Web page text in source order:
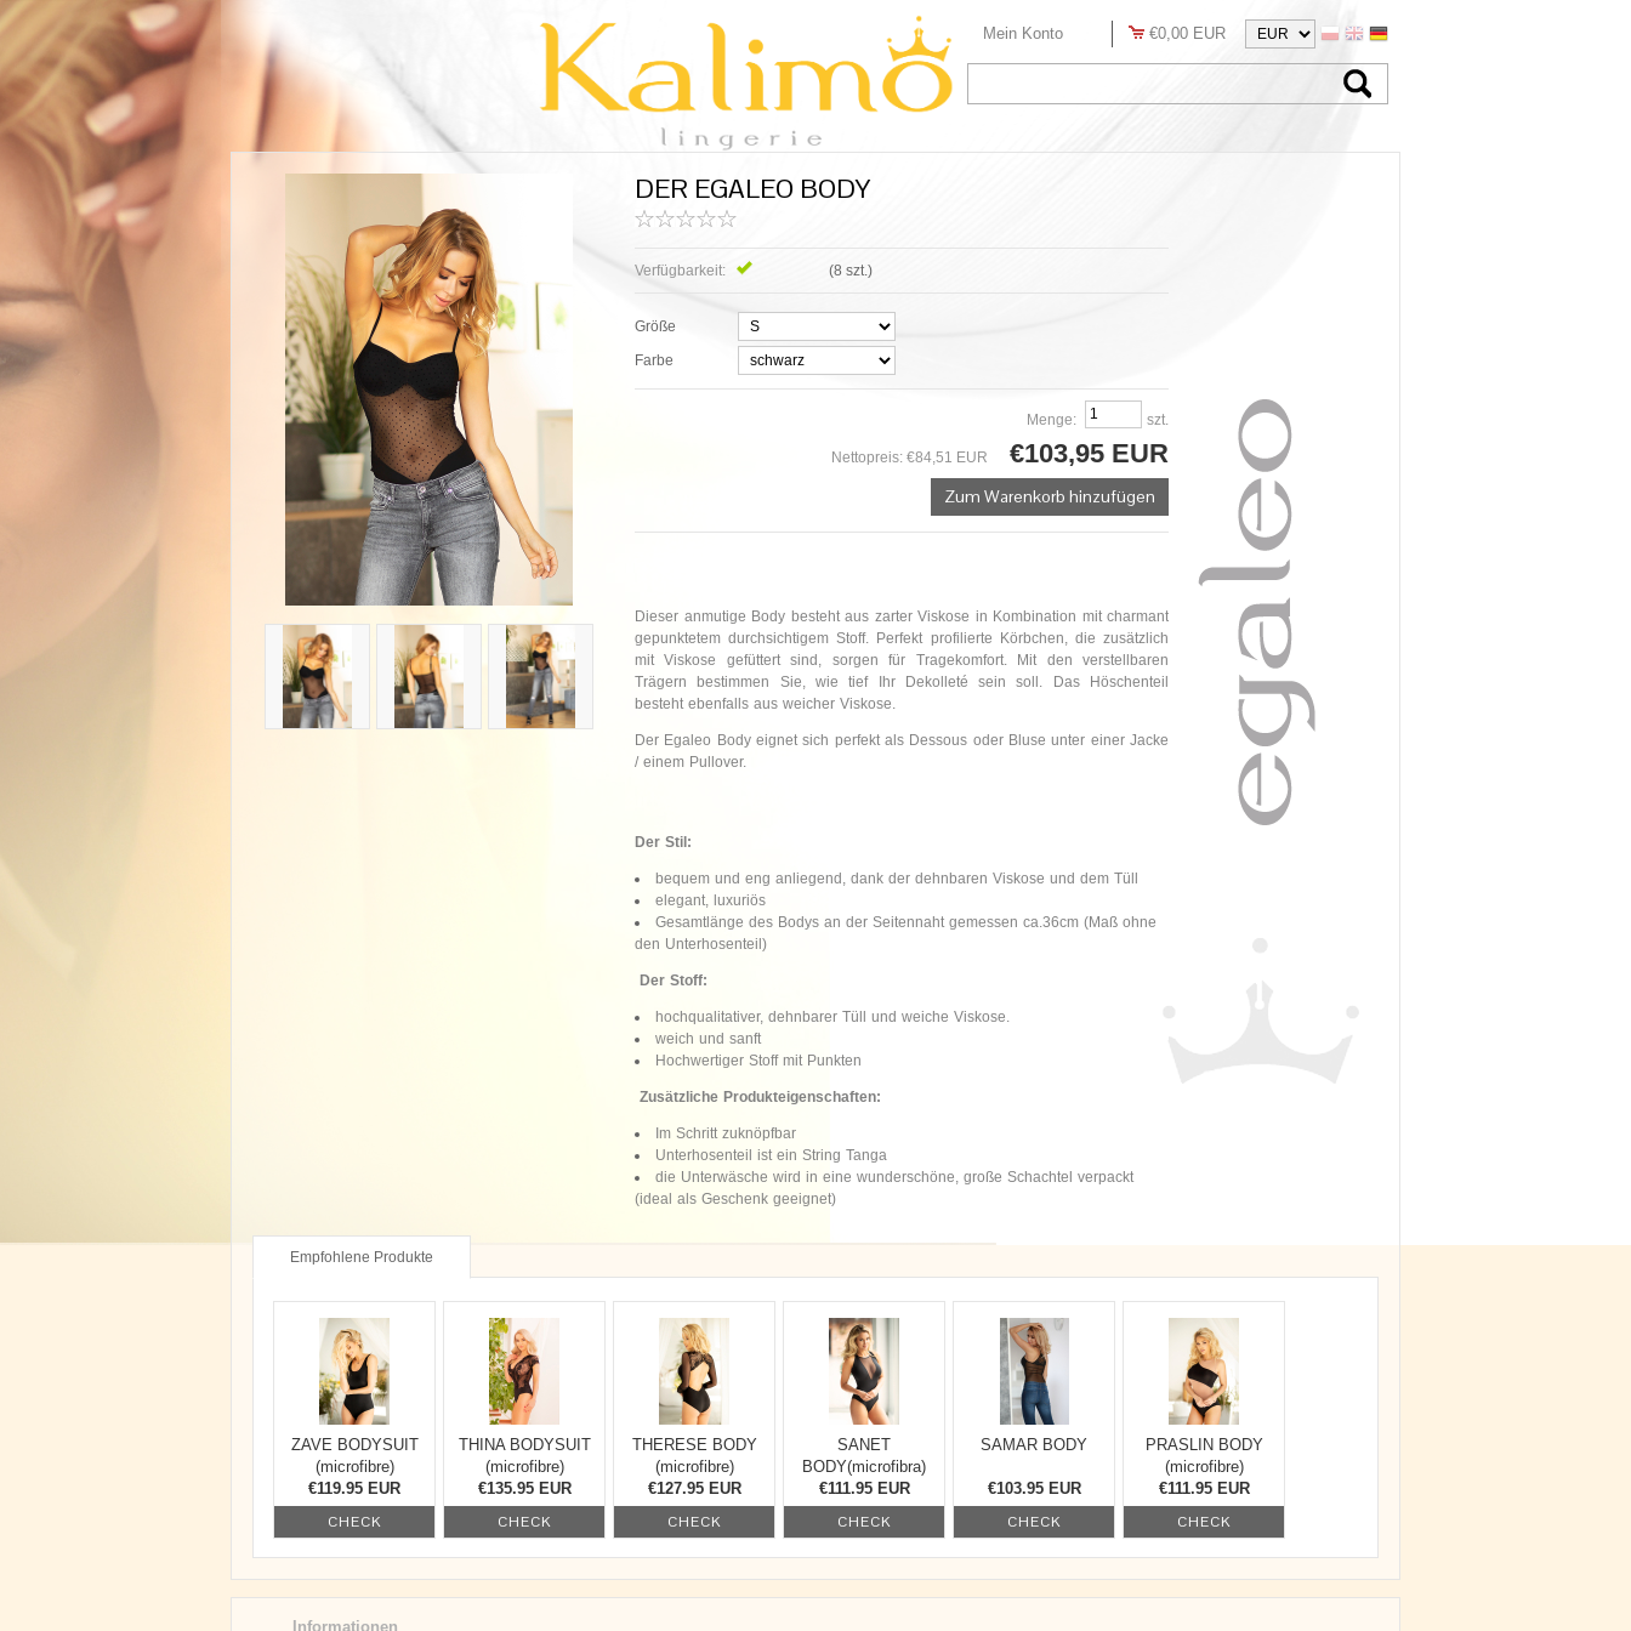
€0,00 EUR
Mein Konto
DER EGALEO BODY
Verfügbarkeit: (8 szt.)
Größe
Farbe
Menge: szt.
Nettopreis: €84,51 EUR €103,95 EUR
Zum Warenkorb hinzufügen
Dieser anmutige Body besteht aus zarter Viskose in Kombination mit charmant
gepunktetem durchsichtigem Stoff. Perfekt profilierte Körbchen, die zusätzlich
mit Viskose gefüttert sind, sorgen für Tragekomfort. Mit den verstellbaren
Trägern bestimmen Sie, wie tief Ihr Dekolleté sein soll. Das Höschenteil
besteht ebenfalls aus weicher Viskose.
Der Egaleo Body eignet sich perfekt als Dessous oder Bluse unter einer Jacke
/ einem Pullover.
Der Stil:
bequem und eng anliegend, dank der dehnbaren Viskose und dem Tüll
elegant, luxuriös
Gesamtlänge des Bodys an der Seitennaht gemessen ca.36cm (Maß ohne
den Unterhosenteil)
Der Stoff:
hochqualitativer, dehnbarer Tüll und weiche Viskose.
weich und sanft
Hochwertiger Stoff mit Punkten
Zusätzliche Produkteigenschaften:
Im Schritt zuknöpfbar
Unterhosenteil ist ein String Tanga
die Unterwäsche wird in eine wunderschöne, große Schachtel verpackt
(ideal als Geschenk geeignet)
Empfohlene Produkte
ZAVE BODYSUIT
(microfibre)
€119.95 EUR
CHECK
THINA BODYSUIT
(microfibre)
€135.95 EUR
CHECK
THERESE BODY
(microfibre)
€127.95 EUR
CHECK
SANET
BODY(microfibra)
€111.95 EUR
CHECK
SAMAR BODY
€103.95 EUR
CHECK
PRASLIN BODY
(microfibre)
€111.95 EUR
CHECK
Informationen